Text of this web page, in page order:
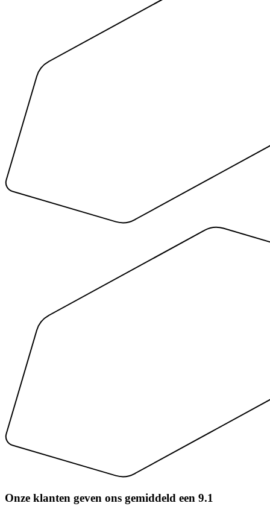
Onze klanten geven ons gemiddeld een 9.1